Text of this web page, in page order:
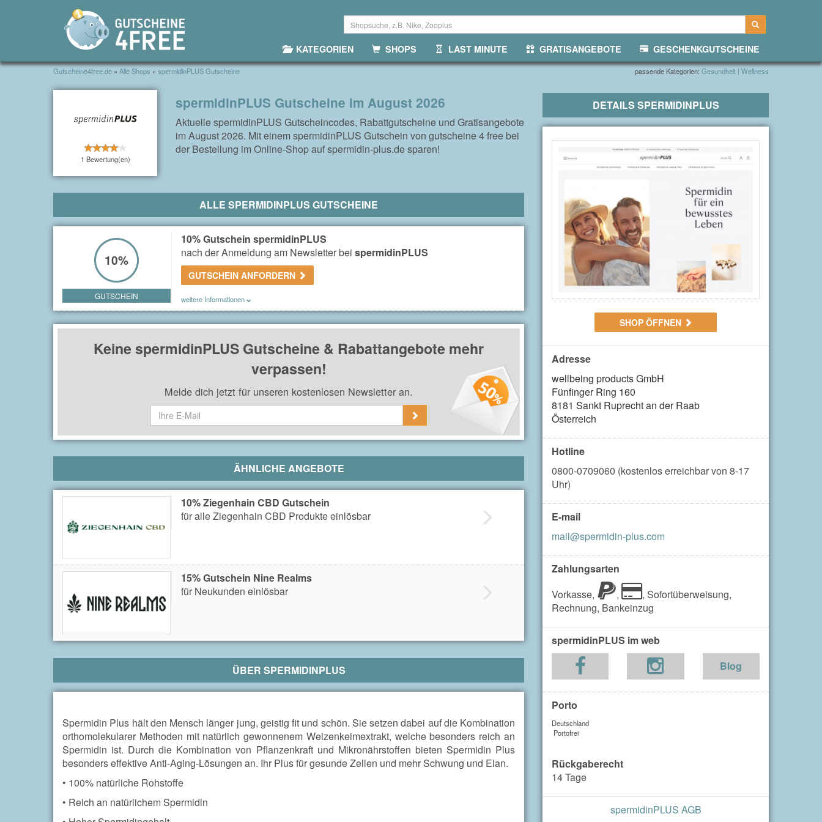
KATEGORIEN SHOPS LAST MINUTE GRATISANGEBOTE GESCHENKGUTSCHEINE
Gutscheine4free.de » Alle Shops » spermidinPLUS Gutscheine passende Kategorien: Gesundheit | Wellness
1 Bewertung(en)
spermidinPLUS Gutscheine im August 2026
Aktuelle spermidinPLUS Gutscheincodes, Rabattgutscheine und Gratisangebote
im August 2026. Mit einem spermidinPLUS Gutschein von gutscheine 4 free bei
der Bestellung im Online-Shop auf spermidin-plus.de sparen!
ALLE SPERMIDINPLUS GUTSCHEINE
10%
GUTSCHEIN
10% Gutschein spermidinPLUS
nach der Anmeldung am Newsletter bei spermidinPLUS
GUTSCHEIN ANFORDERN
weitere Informationen
Du erhältst einen 10% Gutschein nach der Anmeldung am Newsletter beispermidinPLUS.
Keine spermidinPLUS Gutscheine & Rabattangebote mehr
verpassen!
Melde dich jetzt für unseren kostenlosen Newsletter an.
ÄHNLICHE ANGEBOTE
10% Ziegenhain CBD Gutschein
für alle Ziegenhain CBD Produkte einlösbar
15% Gutschein Nine Realms
für Neukunden einlösbar
ÜBER SPERMIDINPLUS
Spermidin Plus hält den Mensch länger jung, geistig fit und schön. Sie setzen dabei auf die Kombination
orthomolekularer Methoden mit natürlich gewonnenem Weizenkeimextrakt, welche besonders reich an
Spermidin ist. Durch die Kombination von Pflanzenkraft und Mikronährstoffen bieten Spermidin Plus
besonders effektive Anti-Aging-Lösungen an. Ihr Plus für gesunde Zellen und mehr Schwung und Elan.
• 100% natürliche Rohstoffe
• Reich an natürlichem Spermidin
DETAILS SPERMIDINPLUS
SHOP ÖFFNEN
Adresse
wellbeing products GmbH
Fünfinger Ring 160
8181 Sankt Ruprecht an der Raab
Österreich
Hotline
0800-0709060 (kostenlos erreichbar von 8-17
Uhr)
E-mail
mail@spermidin-plus.com
Zahlungsarten
Vorkasse,
, , Sofortüberweisung,
Rechnung, Bankeinzug
spermidinPLUS im web
Blog
Porto
Deutschland
Portofrei
Rückgaberecht
14 Tage
spermidinPLUS AGB